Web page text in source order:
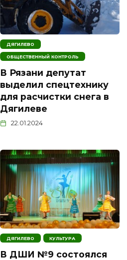
ДЯГИЛЕВО
ОБЩЕСТВЕННЫЙ КОНТРОЛЬ
В Рязани депутат
выделил спецтехнику
для расчистки снега в
Дягилеве
22.01.2024
ДЯГИЛЕВО КУЛЬТУРА
В ДШИ №9 состоялся